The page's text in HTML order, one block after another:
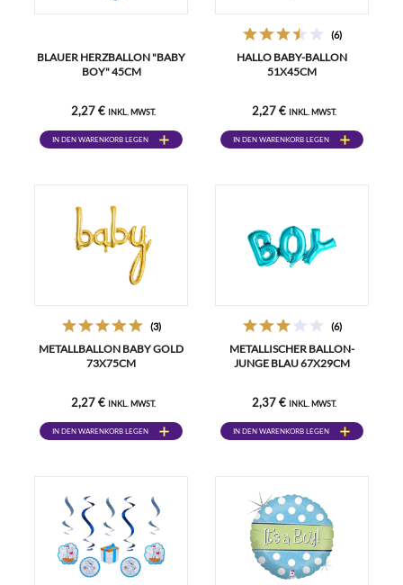
BLAUER HERZBALLON "BABY
BOY" 45CM
2,27 € INKL. MWST.
IN DEN WARENKORB LEGEN
(6)
HALLO BABY-BALLON
51X45CM
2,27 € INKL. MWST.
IN DEN WARENKORB LEGEN
(3)
METALLBALLON BABY GOLD
73X75CM
2,27 € INKL. MWST.
IN DEN WARENKORB LEGEN
(6)
METALLISCHER BALLON-
JUNGE BLAU 67X29CM
2,37 € INKL. MWST.
IN DEN WARENKORB LEGEN